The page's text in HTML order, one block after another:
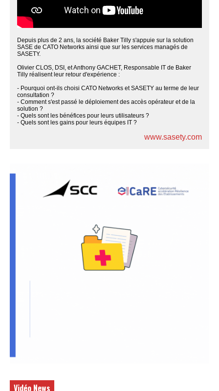
Depuis plus de 2 ans, la société Baker Tilly s'appuie sur la solution
SASE de CATO Networks ainsi que sur les services managés de
SASETY.
Olivier CLOS, DSI, et Anthony GACHET, Responsable IT de Baker
Tilly réalisent leur retour d'expérience :
- Pourquoi ont-ils choisi CATO Networks et SASETY au terme de leur
consultation ?
- Comment s'est passé le déploiement des accès opérateur et de la
solution ?
- Quels sont les bénéfices pour leurs utilisateurs ?
- Quels sont les gains pour leurs équipes IT ?
www.sasety.com
Vidéo News